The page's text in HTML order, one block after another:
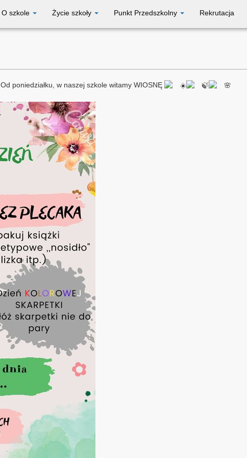
O szkole Życie szkoły Punkt Przedszkolny Rekrutacja
Od poniedziałku, w naszej szkole witamy WIOSNĘ